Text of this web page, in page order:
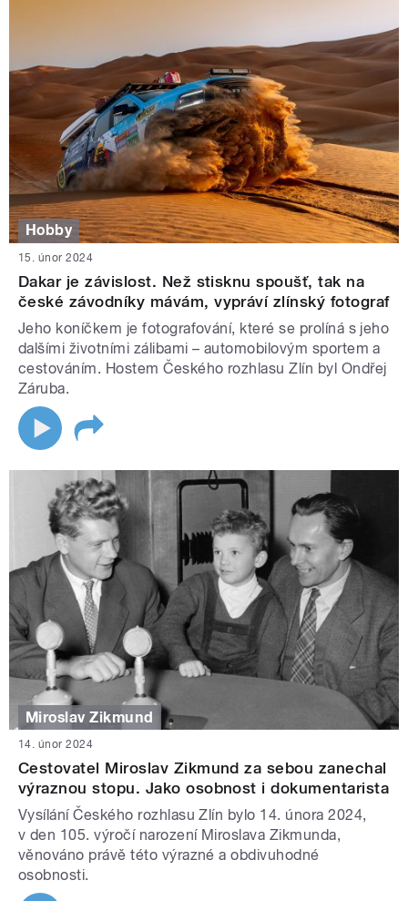
Hobby
15. únor 2024
Dakar je závislost. Než stisknu spoušť, tak na
české závodníky mávám, vypráví zlínský fotograf
Jeho koníčkem je fotografování, které se prolíná s jeho
dalšími životními zálibami – automobilovým sportem a
cestováním. Hostem Českého rozhlasu Zlín byl Ondřej
Záruba.
Miroslav Zikmund
14. únor 2024
Cestovatel Miroslav Zikmund za sebou zanechal
výraznou stopu. Jako osobnost i dokumentarista
Vysílání Českého rozhlasu Zlín bylo 14. února 2024,
v den 105. výročí narození Miroslava Zikmunda,
věnováno právě této výrazné a obdivuhodné
osobnosti.